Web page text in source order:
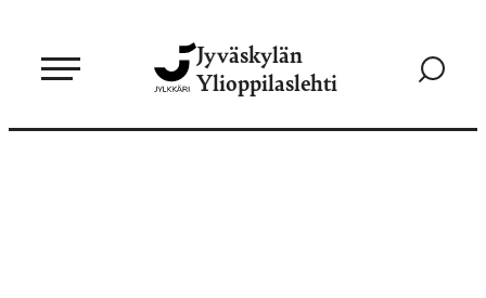
sisältöön
Jyväskylän
Ylioppilaslehti
Siirry